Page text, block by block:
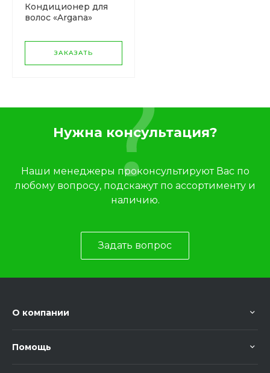
Кондиционер для
волос «Argana»
ЗАКАЗАТЬ
Нужна консультация?
Наши менеджеры проконсультируют Вас по
любому вопросу, подскажут по ассортименту и
наличию.
Задать вопрос
О компании
Помощь